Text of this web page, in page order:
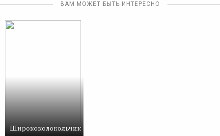
ВАМ МОЖЕТ БЫТЬ ИНТЕРЕСНО
Ширококолокольчик